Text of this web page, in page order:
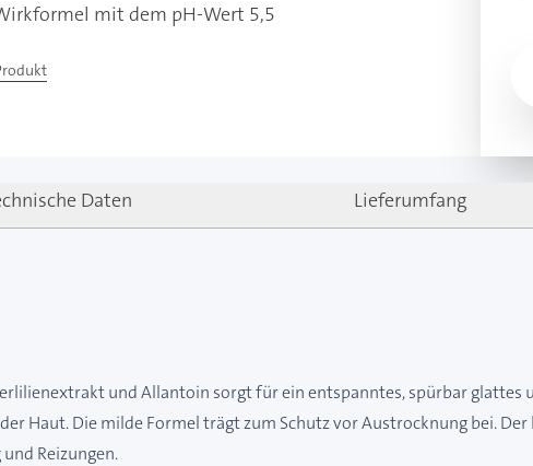
mit dem pH-Wert 5,5
Daten Lieferumfang
und Allantoin sorgt für ein entspanntes, spürbar
Haut. Die milde Formel trägt zum Schutz vor Austrocknung bei.
Reizungen.